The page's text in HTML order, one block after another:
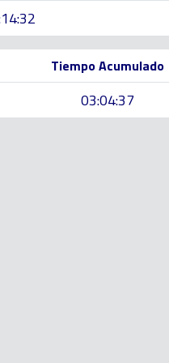
Tiempo Acumulado
03:04:37